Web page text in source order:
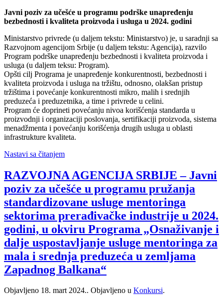
Javni poziv za učešće u programu podrške unapređenju
bezbednosti i kvaliteta proizvoda i usluga u 2024. godini
Ministarstvo privrede (u daljem tekstu: Ministarstvo) je, u saradnji sa
Razvojnom agencijom Srbije (u daljem tekstu: Agencija), razvilo
Program podrške unapređenju bezbednosti i kvaliteta proizvoda i
usluga (u daljem teksu: Program).
Opšti cilj Programa je unapređenje konkurentnosti, bezbednosti i
kvaliteta proizvoda i usluga na tržištu, odnosno, olakšan pristup
tržištima i povećanje konkurentnosti mikro, malih i srednjih
preduzeća i preduzetnika, a time i privrede u celini.
Program će doprineti povećanju nivoa korišćenja standarda u
proizvodnji i organizaciji poslovanja, sertifikaciji proizvoda, sistema
menadžmenta i povećanju korišćenja drugih usluga u oblasti
infrastrukture kvaliteta.
Nastavi sa čitanjem
RAZVOJNA AGENCIJA SRBIJE – Javni
poziv za učešće u programu pružanja
standardizovane usluge mentoringa
sektorima prerađivačke industrije u 2024.
godini, u okviru Programa „Osnaživanje i
dalje uspostavljanje usluge mentoringa za
mala i srednja preduzeća u zemljama
Zapadnog Balkana“
Objavljeno 18. mart 2024.. Objavljeno u Konkursi.